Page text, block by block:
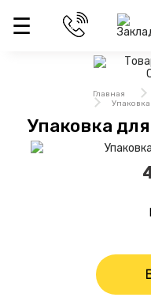
Главная
Упаковка
Упаковка